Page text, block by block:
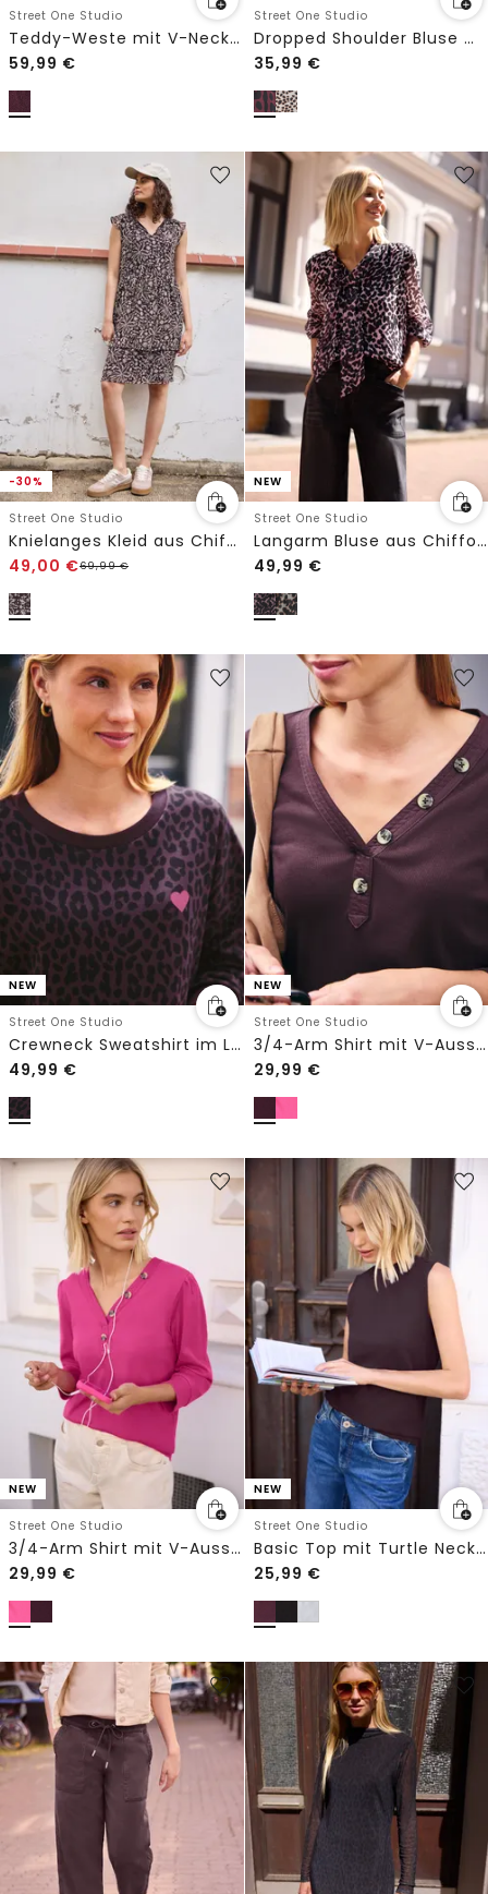
Street One Studio
Teddy-Weste mit V-Neck und Knöpfen
59,99 €
Street One Studio
Dropped Shoulder Bluse mit Leo-Muster
35,99 €
-30%
Street One Studio
Knielanges Kleid aus Chiffon mit Print
49,00 €69,99€
NEW
Street One Studio
Langarm Bluse aus Chiffon mit Schleife
49,99 €
NEW
Street One Studio
Crewneck Sweatshirt im Loose Fit
49,99 €
NEW
Street One Studio
3/4-Arm Shirt mit V-Ausschnitt und Knöpfen
29,99 €
NEW
Street One Studio
3/4-Arm Shirt mit V-Ausschnitt und Knöpfen
29,99 €
NEW
Street One Studio
Basic Top mit Turtle Neck in Unifarbe
25,99 €